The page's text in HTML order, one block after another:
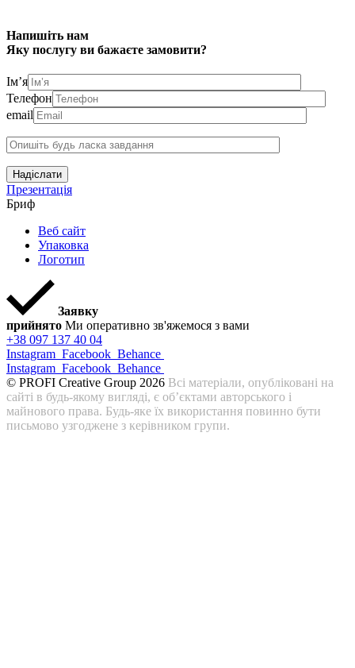
Напишіть нам
Яку послугу ви бажаєте замовити?
Ім’я
Телефон
email
Надіслати
Презентація
Бриф
Веб сайт
Упаковка
Логотип
Заявку
прийнято Ми оперативно зв'яжемося з вами
+38 097 137 40 04
Instagram Facebook Behance
Instagram Facebook Behance
© PROFI Creative Group 2026 Всі матеріали, опубліковані на
сайті в будь-якому вигляді, є об’єктами авторського і
майнового права. Будь-яке їх використання повинно бути
письмово узгоджене з керівником групи.